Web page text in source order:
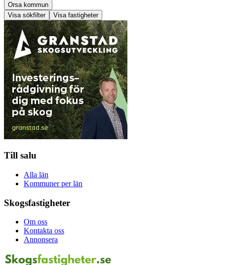
Orsa kommun
Visa sökfilter
Visa fastigheter
Till salu
Alla län
Kommuner per län
Skogsfastigheter
Om oss
Kontakta oss
Annonsera